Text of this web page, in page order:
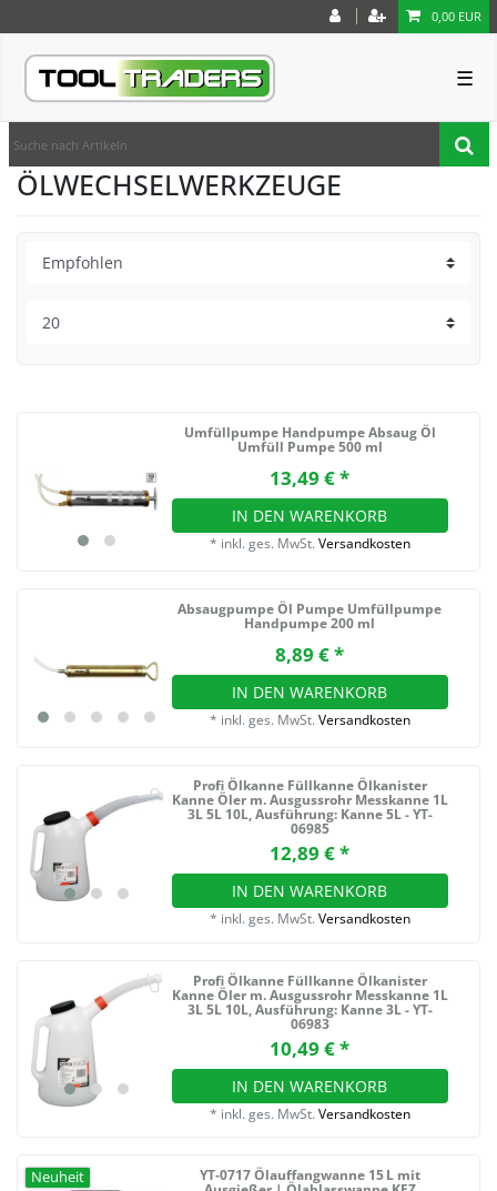
0,00 EUR
☰
ÖLWECHSELWERKZEUGE
Umfüllpumpe Handpumpe Absaug Öl
Umfüll Pumpe 500 ml
13,49 € *
IN DEN WARENKORB
* inkl. ges. MwSt. Versandkosten
Absaugpumpe Öl Pumpe Umfüllpumpe
Handpumpe 200 ml
8,89 € *
IN DEN WARENKORB
* inkl. ges. MwSt. Versandkosten
Profi Ölkanne Füllkanne Ölkanister
Kanne Öler m. Ausgussrohr Messkanne 1L
3L 5L 10L, Ausführung: Kanne 5L - YT-
06985
12,89 € *
IN DEN WARENKORB
* inkl. ges. MwSt. Versandkosten
Profi Ölkanne Füllkanne Ölkanister
Kanne Öler m. Ausgussrohr Messkanne 1L
3L 5L 10L, Ausführung: Kanne 3L - YT-
06983
10,49 € *
IN DEN WARENKORB
* inkl. ges. MwSt. Versandkosten
Neuheit YT‑0717 Ölauffangwanne 15 L mit